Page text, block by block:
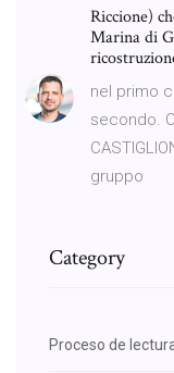
Riccione)
Marina di
nel primo
secondo.
gruppo
Category
Proceso de